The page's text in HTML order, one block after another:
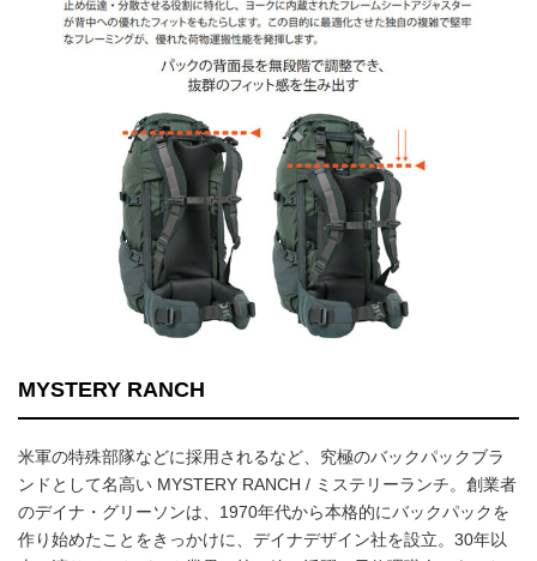
MYSTERY RANCH
米軍の特殊部隊などに採用されるなど、究極のバックパックブラ
ンドとして名高い MYSTERY RANCH / ミステリーランチ。創業者
のデイナ・グリーソンは、1970年代から本格的にバックパックを
作り始めたことをきっかけに、デイナデザイン社を設立。30年以